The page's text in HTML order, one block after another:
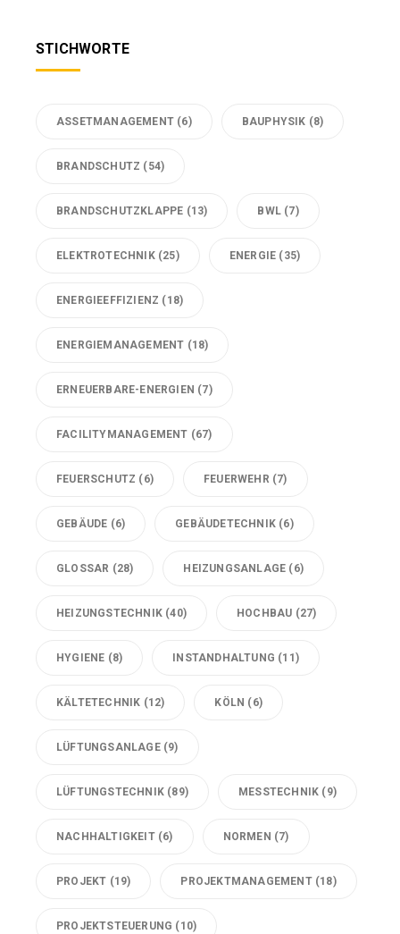
STICHWORTE
ASSETMANAGEMENT (6) BAUPHYSIK (8)
BRANDSCHUTZ (54)
BRANDSCHUTZKLAPPE (13) BWL (7)
ELEKTROTECHNIK(25) ENERGIE (35)
ENERGIEEFFIZIENZ (18)
ENERGIEMANAGEMENT (18)
ERNEUERBARE-ENERGIEN (7)
FACILITYMANAGEMENT (67)
FEUERSCHUTZ (6) FEUERWEHR (7)
GEBÄUDE (6) GEBÄUDETECHNIK (6)
GLOSSAR (28) HEIZUNGSANLAGE (6)
HEIZUNGSTECHNIK (40) HOCHBAU (27)
HYGIENE (8) INSTANDHALTUNG (11)
KÄLTETECHNIK (12) KÖLN (6)
LÜFTUNGSANLAGE(9)
LÜFTUNGSTECHNIK (89) MESSTECHNIK (9)
NACHHALTIGKEIT(6) NORMEN (7)
PROJEKT (19) PROJEKTMANAGEMENT(18)
PROJEKTSTEUERUNG (10)